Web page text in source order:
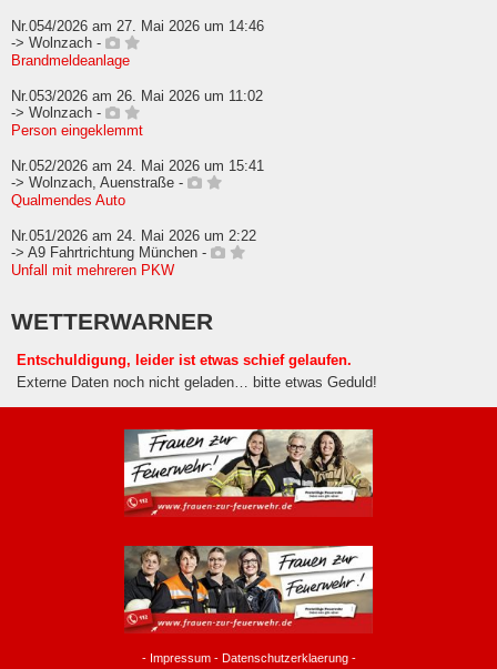
Nr.054/2026 am 27. Mai 2026 um 14:46
-> Wolnzach -
Brandmeldeanlage
Nr.053/2026 am 26. Mai 2026 um 11:02
-> Wolnzach -
Person eingeklemmt
Nr.052/2026 am 24. Mai 2026 um 15:41
-> Wolnzach, Auenstraße -
Qualmendes Auto
Nr.051/2026 am 24. Mai 2026 um 2:22
-> A9 Fahrtrichtung München -
Unfall mit mehreren PKW
WETTERWARNER
Entschuldigung, leider ist etwas schief gelaufen.
Externe Daten noch nicht geladen… bitte etwas Geduld!
- Impressum- Datenschutzerklaerung-